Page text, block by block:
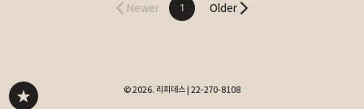
Newer 1 Older
©2026. 리피데스 | 22-270-8108